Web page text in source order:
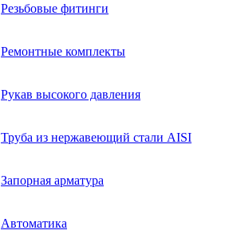
Резьбовые фитинги
Ремонтные комплекты
Рукав высокого давления
Труба из нержавеющий стали AISI
Запорная арматура
Автоматика